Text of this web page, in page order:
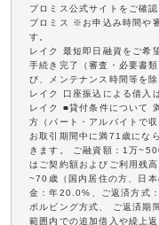
プロミス公式サイトをご確
プロミス ※お申込み時間や
す。
レイク 最短即日融資をご希
手続き完了（審査・必要書
び、メンテナンス時間等を除
レイク 口座振込による借入
レイク ■貸付条件について
方（パート・アルバイトで
お取引期間中に満71歳にな
きます。 ご融資額：1万
はご契約額およびご利用残
~70歳（国内居住の方、日
金：年20.0%、ご返済方式
ボルビング方式、 ご返済期
範囲内での追加借入や繰上